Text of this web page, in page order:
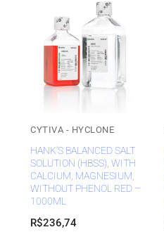
CYTIVA - HYCLONE
HANK’S BALANCED SALT
SOLUTION (HBSS), WITH
CALCIUM, MAGNESIUM,
WITHOUT PHENOL RED –
1000ML
R$236,74